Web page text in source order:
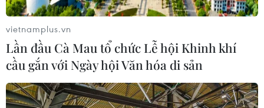
Thêm vào đó, là câu chuyện lạm phát được
quan tâm, khi bình quân 9 tháng năm 2024, lạm
phát cơ bản tăng 2,69% so với cùng kỳ năm
2023, và CPI bình quân chung tăng 3,88%.
cao hơn cùng kỳ năm 2023 khi giá nguyên vật
vietnamplus.vn
Lần đầu Cà Mau tổ chức Lễ hội Khinh khí
cầu gắn với Ngày hội Văn hóa di sản